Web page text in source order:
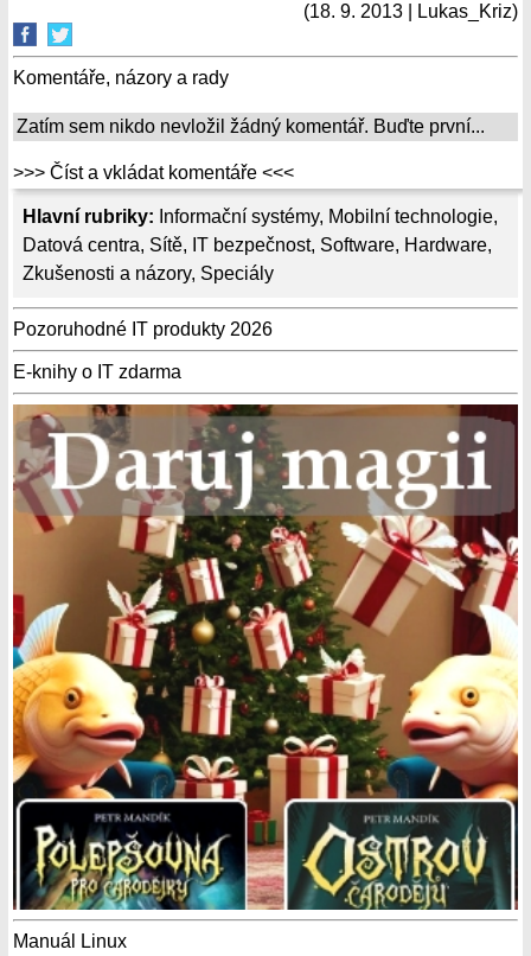
Hlavní rubriky: Informační systémy, Mobilní technologie,
Datová centra, Sítě, IT bezpečnost, Software, Hardware,
Zkušenosti a názory, Speciály
Pozoruhodné IT produkty 2026
E-knihy o IT zdarma
Manuál Linux
(18. 9. 2013 | Lukas_Kriz)
Komentáře, názory a rady
Zatím sem nikdo nevložil žádný komentář. Buďte první...
>>> Číst a vkládat komentáře <<<